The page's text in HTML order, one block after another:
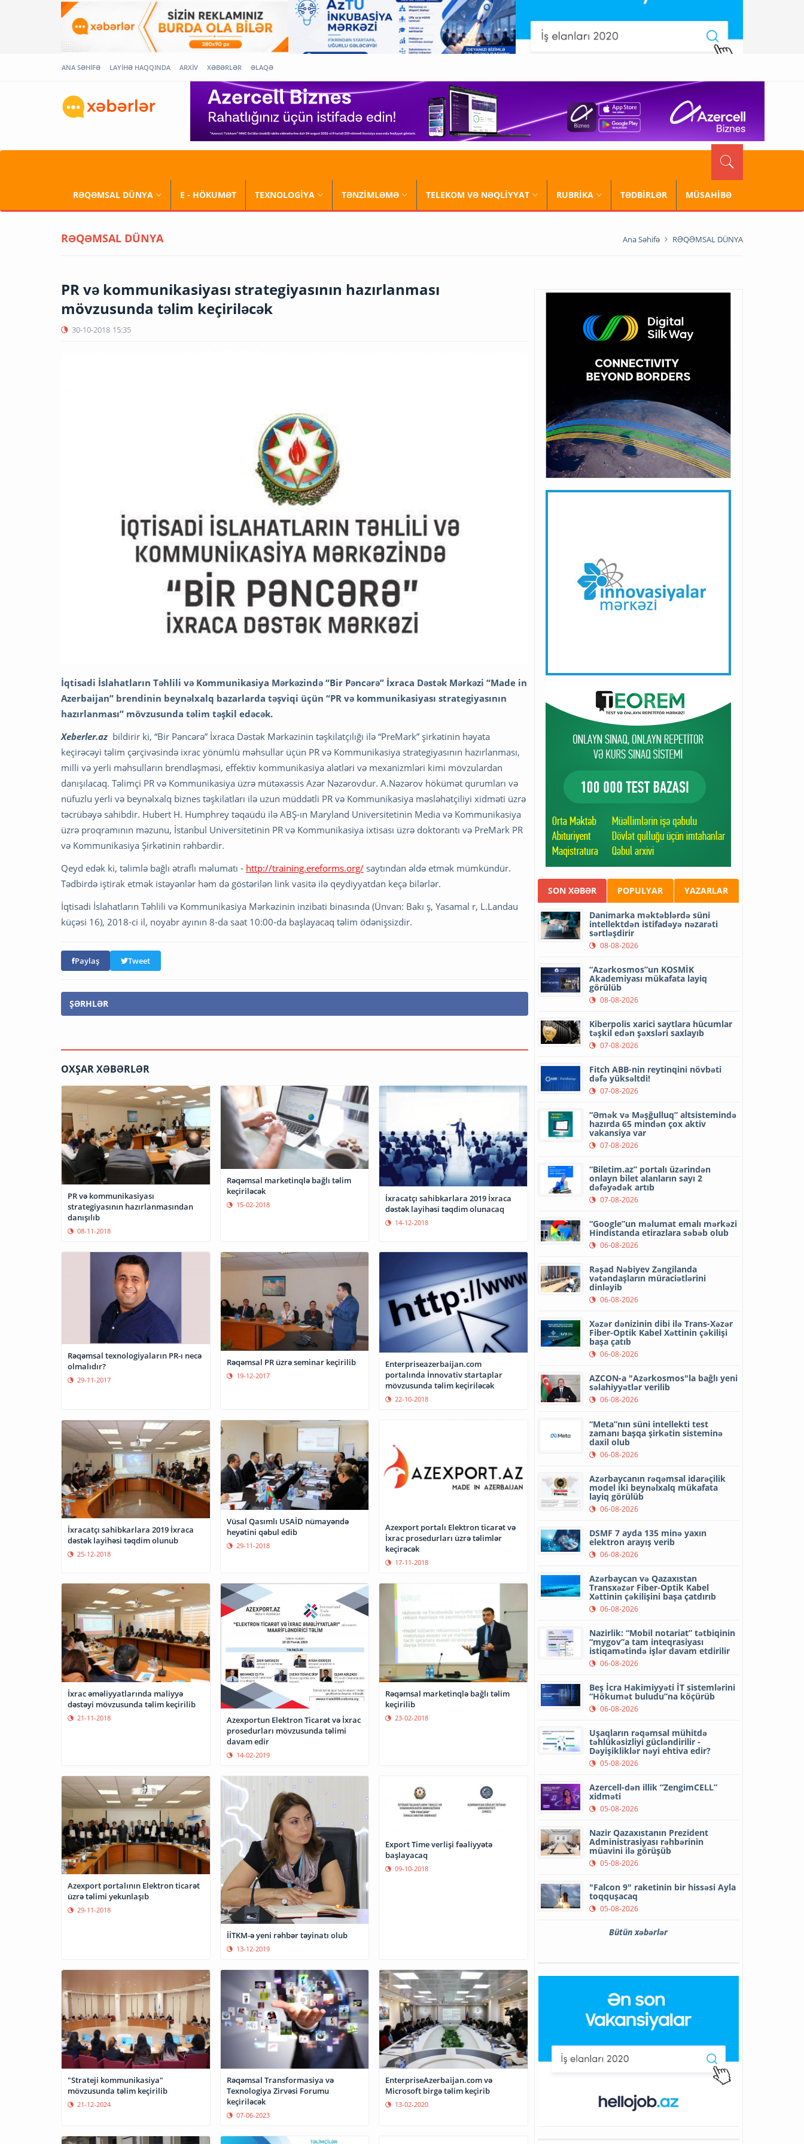
ANA SƏHİFƏ LAYİHƏ HAQQINDA ARXİV XƏBƏRLƏR ƏLAQƏ
RƏQƏMSAL DÜNYA E - HÖKUMƏT TEXNOLOGİYA TƏNZİMLƏMƏ TELEKOM VƏ NƏQLİYYAT RUBRİKA TƏDBİRLƏR MÜSAHİBƏ
RƏQƏMSAL DÜNYA Ana Səhifə RƏQƏMSAL DÜNYA
PR və kommunikasiyası strategiyasının hazırlanması
mövzusunda təlim keçiriləcək
30-10-2018 15:35
İqtisadi İslahatların Təhlili və Kommunikasiya Mərkəzində “Bir Pəncərə” İxraca Dəstək Mərkəzi “Made in
Azerbaijan” brendinin beynəlxalq bazarlarda təşviqi üçün “PR və kommunikasiyası strategiyasının
hazırlanması” mövzusunda təlim təşkil edəcək.
Xeberler.az bildirir ki, “Bir Pəncərə” İxraca Dəstək Mərkəzinin təşkilatçılığı ilə “PreMark” şirkətinin həyata
keçirəcəyi təlim çərçivəsində ixrac yönümlü məhsullar üçün PR və Kommunikasiya strategiyasının hazırlanması,
milli və yerli məhsulların brendləşməsi, effektiv kommunikasiya alətləri və mexanizmləri kimi mövzulardan
danışılacaq. Təlimçi PR və Kommunikasiya üzrə mütəxəssis Azər Nəzərovdur. A.Nəzərov hökümət qurumları və
nüfuzlu yerli və beynəlxalq biznes təşkilatları ilə uzun müddətli PR və Kommunikasiya məsləhətçiliyi xidməti üzrə
təcrübəyə sahibdir. Hubert H. Humphrey təqaüdü ilə ABŞ-ın Maryland Universitetinin Media və Kommunikasiya
üzrə proqramının məzunu, İstanbul Universitetinin PR və Kommunikasiya ixtisası üzrə doktorantı və PreMark PR
və Kommunikasiya Şirkətinin rəhbərdir.
Qeyd edək ki, təlimlə bağlı ətraflı məlumatı - http://training.ereforms.org/ saytından əldə etmək mümkündür.
Tədbirdə iştirak etmək istəyənlər həm də göstərilən link vasitə ilə qeydiyyatdan keçə bilərlər.
İqtisadi İslahatların Təhlili və Kommunikasiya Mərkəzinin inzibati binasında (Ünvan: Bakı ş, Yasamal r, L.Landau
küçəsi 16), 2018-ci il, noyabr ayının 8-da saat 10:00-da başlayacaq təlim ödənişsizdir.
Paylaş Tweet
ŞƏRHLƏR
OXŞAR XƏBƏRLƏR
PR və kommunikasiyası
strategiyasının hazırlanmasından
danışılıb
08-11-2018
Rəqəmsal marketinqlə bağlı təlim
keçiriləcək
15-02-2018
İxracatçı sahibkarlara 2019 İxraca
dəstək layihəsi təqdim olunacaq
14-12-2018
Rəqəmsal texnologiyaların PR-ı necə
olmalıdır?
29-11-2017
Rəqəmsal PR üzrə seminar keçirilib
19-12-2017
Enterpriseazerbaijan.com
portalında İnnovativ startaplar
mövzusunda təlim keçiriləcək
22-10-2018
İxracatçı sahibkarlara 2019 İxraca
dəstək layihəsi təqdim olunub
25-12-2018
Vüsal Qasımlı USAİD nümayəndə
heyətini qəbul edib
29-11-2018
Azexport portalı Elektron ticarət və
İxrac prosedurları üzrə təlimlər
keçirəcək
17-11-2018
İxrac əməliyyatlarında maliyyə
dəstəyi mövzusunda təlim keçirilib
21-11-2018
Azexportun Elektron Ticarət və İxrac
prosedurları mövzusunda təlimi
davam edir
14-02-2019
Rəqəmsal marketinqlə bağlı təlim
keçirilib
23-02-2018
Azexport portalının Elektron ticarət
üzrə təlimi yekunlaşıb
29-11-2018
İİTKM-ə yeni rəhbər təyinatı olub
13-12-2019
Export Time verlişi fəaliyyətə
başlayacaq
09-10-2018
"Strateji kommunikasiya"
mövzusunda təlim keçirilib
21-12-2024
Rəqəmsal Transformasiya və
Texnologiya Zirvəsi Forumu
keçiriləcək
07-06-2023
EnterpriseAzerbaijan.com və
Microsoft birgə təlim keçirib
13-02-2020
SON XƏBƏR POPULYAR YAZARLAR
Danimarka məktəblərdə süni
intellektdən istifadəyə nəzarəti
sərtləşdirir
08-08-2026
“Azərkosmos”un KOSMİK
Akademiyası mükafata layiq
görülüb
08-08-2026
Kiberpolis xarici saytlara hücumlar
təşkil edən şəxsləri saxlayıb
07-08-2026
Fitch ABB-nin reytinqini növbəti
dəfə yüksəltdi!
07-08-2026
“Əmək və Məşğulluq” altsistemində
hazırda 65 mindən çox aktiv
vakansiya var
07-08-2026
“Biletim.az” portalı üzərindən
onlayn bilet alanların sayı 2
dəfəyədək artıb
07-08-2026
“Google”un məlumat emalı mərkəzi
Hindistanda etirazlara səbəb olub
06-08-2026
Rəşad Nəbiyev Zəngilanda
vətəndaşların müraciətlərini
dinləyib
06-08-2026
Xəzər dənizinin dibi ilə Trans-Xəzər
Fiber-Optik Kabel Xəttinin çəkilişi
başa çatıb
06-08-2026
AZCON-a "Azərkosmos"la bağlı yeni
səlahiyyətlər verilib
06-08-2026
“Meta”nın süni intellekti test
zamanı başqa şirkətin sisteminə
daxil olub
06-08-2026
Azərbaycanın rəqəmsal idarəçilik
model iki beynəlxalq mükafata
layiq görülüb
06-08-2026
DSMF 7 ayda 135 minə yaxın
elektron arayış verib
06-08-2026
Azərbaycan və Qazaxıstan
Transxəzər Fiber-Optik Kabel
Xəttinin çəkilişini başa çatdırıb
06-08-2026
Nazirlik: “Mobil notariat” tətbiqinin
“mygov”a tam inteqrasiyası
istiqamətində işlər davam etdirilir
06-08-2026
Beş İcra Hakimiyyəti İT sistemlərini
“Hökumət buludu”na köçürüb
06-08-2026
Uşaqların rəqəmsal mühitdə
təhlükəsizliyi gücləndirilir -
Dəyişikliklər nəyi ehtiva edir?
05-08-2026
Azercell-dən illik “ZengimCELL”
xidməti
05-08-2026
Nazir Qazaxıstanın Prezident
Administrasiyası rəhbərinin
müavini ilə görüşüb
05-08-2026
"Falcon 9" raketinin bir hissəsi Ayla
toqquşacaq
05-08-2026
Bütün xəbərlər